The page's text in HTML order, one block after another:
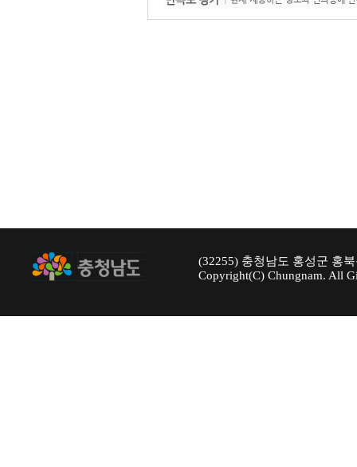
(32255) 충청남도 홍성군 홍
Copyright(C) Chungnam. All